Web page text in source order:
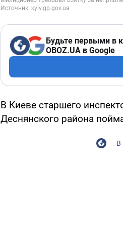
Будьте первыми в
OBOZ.UA в Google
В Киеве старшего
Деснянского района